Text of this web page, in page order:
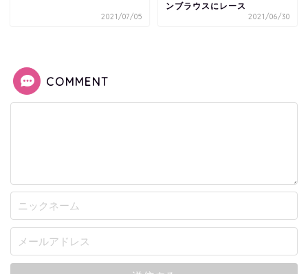
2021/07/05
ンブラウスにレース
2021/06/30
COMMENT